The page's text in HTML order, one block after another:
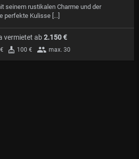
seinem rustikalen Charme und der
perfekte Kulisse [...]
vermietet ab2.150 €
100 € max. 30